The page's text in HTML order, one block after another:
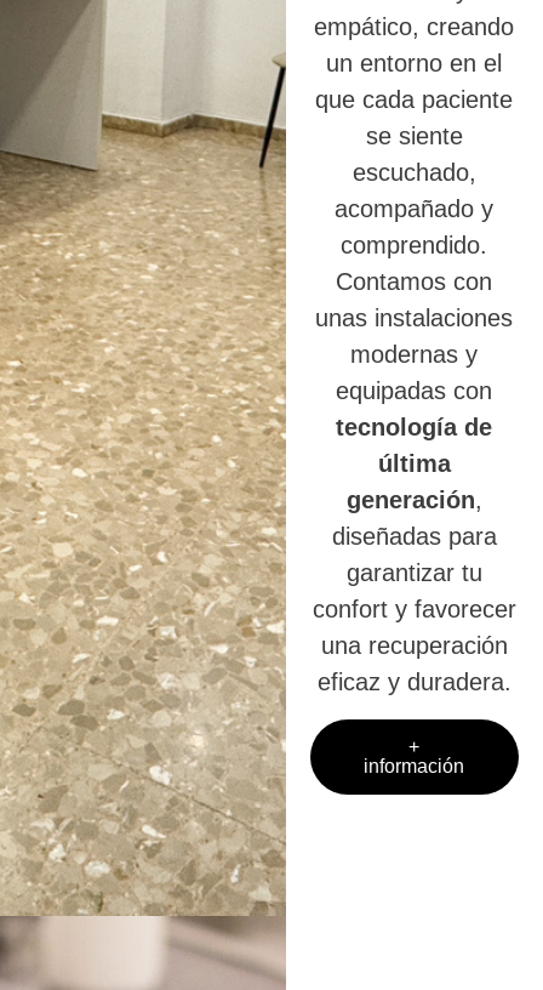
empático, creando
un entorno en el
que cada paciente
se siente
escuchado,
acompañado y
comprendido.
Contamos con
unas instalaciones
modernas y
equipadas con
tecnología de
última
generación,
diseñadas para
garantizar tu
confort y favorecer
una recuperación
eficaz y duradera.
+
información